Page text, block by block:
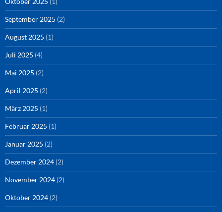
September 2025 (2)
August 2025 (1)
Juli 2025 (4)
Mai 2025 (2)
April 2025 (2)
März 2025 (1)
Februar 2025 (1)
Januar 2025 (2)
Dezember 2024 (2)
November 2024 (2)
Oktober 2024 (2)